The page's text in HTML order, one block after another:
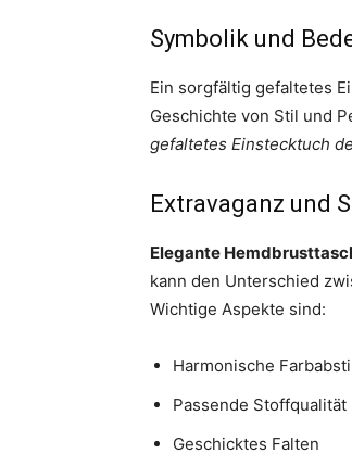
Symbolik und
Ein sorgfältig gefaltetes
Geschichte von Stil und
gefaltetes Einstecktuch
Extravaganz und
Elegante
kann den Unterschied
Wichtige Aspekte sind:
Harmonische
Passende Stoffqualität
Geschicktes Falten